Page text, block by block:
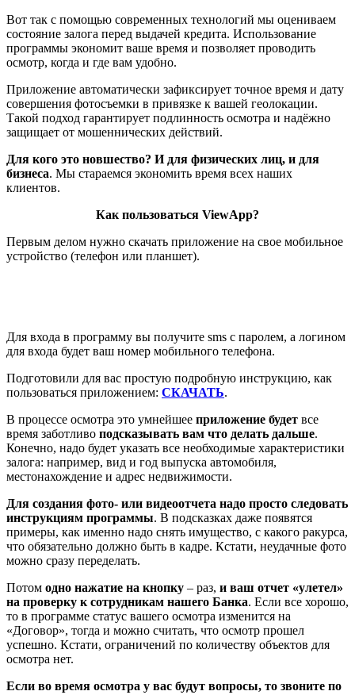
Вот так с помощью современных технологий мы оцениваем
состояние залога перед выдачей кредита. Использование
программы экономит ваше время и позволяет проводить
осмотр, когда и где вам удобно.
Приложение автоматически зафиксирует точное время и дату
совершения фотосъемки в привязке к вашей геолокации.
Такой подход гарантирует подлинность осмотра и надёжно
защищает от мошеннических действий.
Для кого это новшество? И для физических лиц, и для
бизнеса. Мы стараемся экономить время всех наших
клиентов.
Как пользоваться ViewApp?
Первым делом нужно скачать приложение на свое мобильное
устройство (телефон или планшет).
Для входа в программу вы получите sms с паролем, а логином
для входа будет ваш номер мобильного телефона.
Подготовили для вас простую подробную инструкцию, как
пользоваться приложением: СКАЧАТЬ.
В процессе осмотра это умнейшее приложение будет все
время заботливо подсказывать вам что делать дальше.
Конечно, надо будет указать все необходимые характеристики
залога: например, вид и год выпуска автомобиля,
местонахождение и адрес недвижимости.
Для создания фото- или видеоотчета надо просто следовать
инструкциям программы. В подсказках даже появятся
примеры, как именно надо снять имущество, с какого ракурса,
что обязательно должно быть в кадре. Кстати, неудачные фото
можно сразу переделать.
Потом одно нажатие на кнопку – раз, и ваш отчет «улетел»
на проверку к сотрудникам нашего Банка. Если все хорошо,
то в программе статус вашего осмотра изменится на
«Договор», тогда и можно считать, что осмотр прошел
успешно. Кстати, ограничений по количеству объектов для
осмотра нет.
Если во время осмотра у вас будут вопросы, то звоните по